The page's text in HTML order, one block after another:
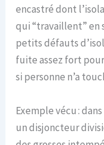
encastré dont
qui “travaillent” en
petits défauts
fuite assez fort
si personne n’a
Exemple vécu :
un disjoncteur